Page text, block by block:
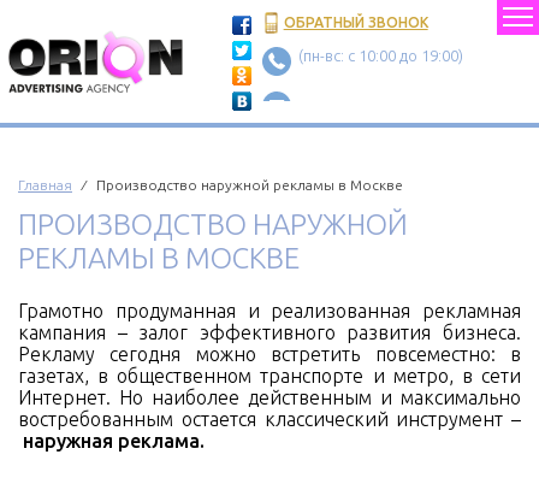
ОБРАТНЫЙ ЗВОНОК
(пн-вс: c 10:00 до 19:00)
Главная ⁄ Производство наружной рекламы в Москве
ПРОИЗВОДСТВО НАРУЖНОЙ
РЕКЛАМЫ В МОСКВЕ
Грамотно продуманная и реализованная рекламная
кампания – залог эффективного развития бизнеса.
Рекламу сегодня можно встретить повсеместно: в
газетах, в общественном транспорте и метро, в сети
Интернет. Но наиболее действенным и максимально
востребованным остается классический инструмент –
наружная реклама.